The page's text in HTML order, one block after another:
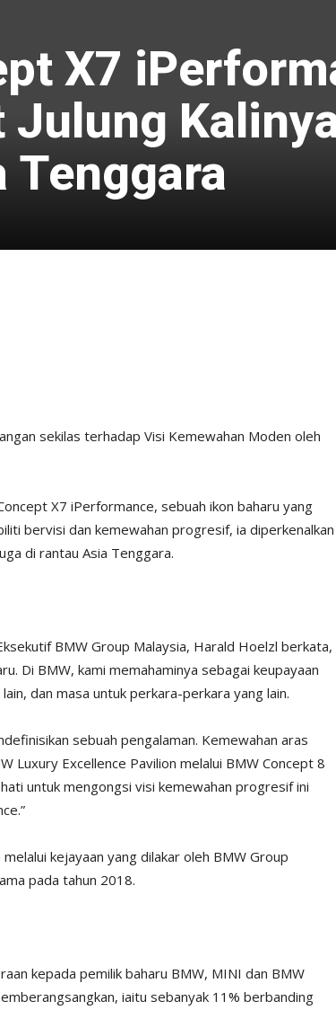
X7
Tenggara
sekilas terhadap Visi Kemewahan Moden oleh
X7 iPerformance, sebuah ikon baharu yang
bervisi dan kemewahan progresif, ia diperkenalkan
di rantau Asia Tenggara.
BMW Group Malaysia, Harald Hoelzl berkata,
Di BMW, kami memahaminya sebagai keupayaan
dan masa untuk perkara-perkara yang lain.
sebuah pengalaman. Kemewahan aras
Luxury Excellence Pavilion melalui BMW Concept 8
untuk mengongsi visi kemewahan progresif ini
kejayaan yang dilakar oleh BMW Group
pada tahun 2018.
kepada pemilik baharu BMW, MINI dan BMW
iaitu sebanyak 11% berbanding